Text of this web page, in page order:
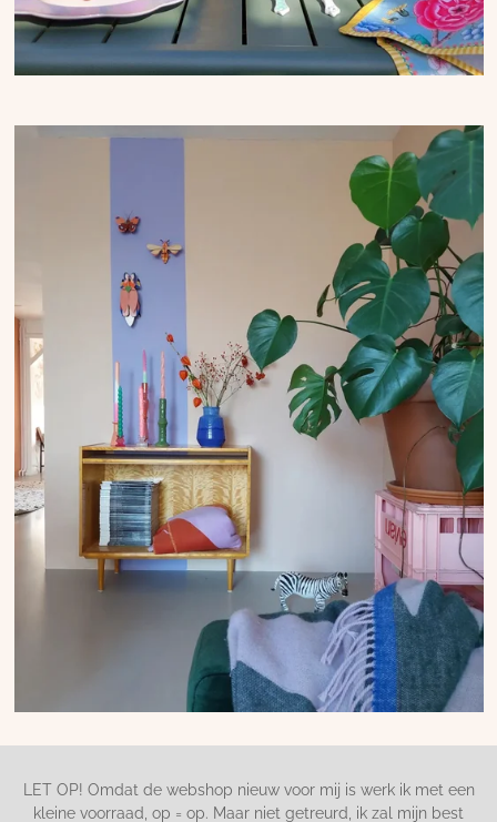
LET OP! Omdat de webshop nieuw voor mij is werk ik met een
kleine voorraad, op = op. Maar niet getreurd, ik zal mijn best